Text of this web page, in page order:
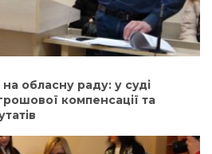
обласну раду: у суді
компенсації та